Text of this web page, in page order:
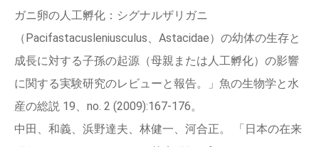
ガニ卵の人工孵化：シグナルザリガニ
（Pacifastacusleniusculus、Astacidae）の幼体の生存と
成長に対する子孫の起源（母親または人工孵化）の影響
に関する実験研究のレビューと報告。」魚の生物学と水
産の総説 19、no. 2 (2009):167‑176。
中田、和義、浜野達夫、林健一、河合正。 「日本の在来